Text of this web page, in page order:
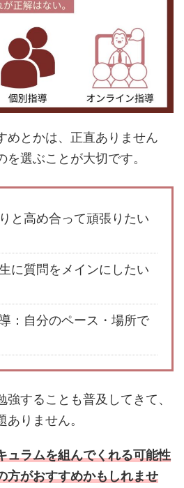
めとかは、正直ありません
選ぶことが大切です。
と高め合って頑張りたい
に質問をメインにしたい
：自分のペース・場所で
することも普及してきて、
りません。
ュラムを組んでくれる可能性
方がおすすめかもしれませ